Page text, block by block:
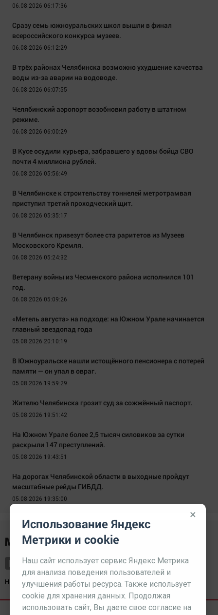
06.08.2026 06:17:36
Сразу семь южноуральских школ вышли в финал
всероссийского конкурса музеев.
06.08.2026 06:12:29
В трёх районах Челябинска возможно ухудшение качества
воды из-за аварии на водоводе.
06.08.2026 06:07:55
Челябинский аэропорт возобновил работу в штатном
режиме.
06.08.2026 06:00:29
В Кусе осудили курьера, забравшего у вдовы бойца СВО
почти 4 миллиона рублей.
06.08.2026 05:56:49
В Челябинске к строительству тоннелей метротрамвая
приступил третий проходческий щит.
06.08.2026 05:35:17
В Челябинск привезут более ста раритетов из Музеев
Московского Кремля.
06.08.2026 05:24:32
Ветерану войны из Чесменского района исполнился 101
год.
06.08.2026 05:09:26
«Метель августа» на подходе: на Южном Урале начинается
главный звездопад года
05.08.2026 20:10:19
В Южноуральске нашли истощённого пенсионера с потерей
памяти — он упал в овраг.
05.08.2026 19:59:29
Жителю Челябинска грозит суд за сожжённый паспорт.
05.08.2026 19:51:42
На Южном Урале более 2,5 тысяч силовиков за сутки
раскрыли 147 преступлений.
05.08.2026 19:43:51
На дорогах Челябинской области в выходные пройдут
масштабные рейды ГИБДД.
05.08.2026 19:35:00
Наш партнерkurorty-sochi.ru
×
Использование Яндекс
Метрики и cookie
Наш сайт использует сервис Яндекс Метрика
для анализа поведения пользователей и
улучшения работы ресурса. Также использует
cookie для хранения данных. Продолжая
использовать сайт, Вы даете свое согласие на